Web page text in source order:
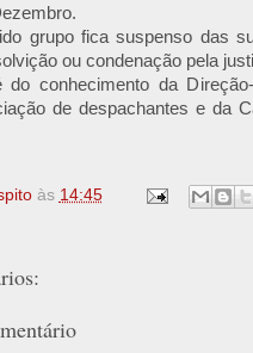
grupo fica suspenso das
ou condenação pela
conhecimento da
de despachantes e da
às 14:45